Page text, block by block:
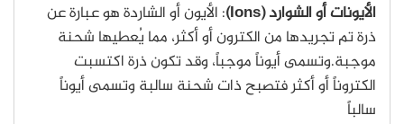
الأيونات أو الشوارد (Ions)
: الأيون أو الشاردة هو عبارة عن
ذرة تم تجريدها من الكترون أو أكثر، مما يُعطيها شحنة
موجبة.وتسمى أيوناً موجباً، وقد تكون ذرة اكتسبت
الكتروناً أو أكثر فتصبح ذات شحنة سالبة وتسمى أيوناً
سالباً